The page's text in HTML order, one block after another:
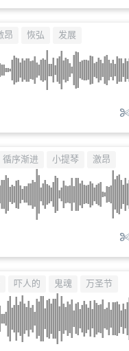
昂 恢弘 发展
循序渐进 小提琴 激昂
吓人的 鬼魂 万圣节